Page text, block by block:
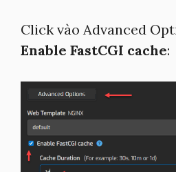
Click vào Advanced
Enable FastCGI cache: